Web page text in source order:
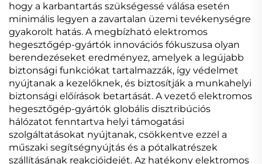
hogy a karbantartás szükségessé válása esetén
minimális legyen a zavartalan üzemi tevékenységre
gyakorolt hatás. A megbízható elektromos
hegesztőgép-gyártók innovációs fókuszusa olyan
berendezéseket eredményez, amelyek a legújabb
biztonsági funkciókat tartalmazzák, így védelmet
nyújtanak a kezelőknek, és biztosítják a munkahelyi
biztonsági előírások betartását. A vezető elektromos
hegesztőgép-gyártók globális disztribúciós
hálózatot fenntartva helyi támogatási
szolgáltatásokat nyújtanak, csökkentve ezzel a
műszaki segítségnyújtás és a pótalkatrészek
szállításának reakcióidejét. Az hatékony elektromos